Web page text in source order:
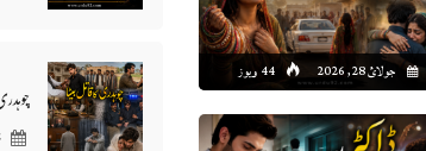
جولائ 28, 2026 44 ویوز